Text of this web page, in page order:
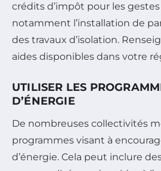
crédits d’impôt pour les
notamment l’installation de
des travaux d’isolation.
aides disponibles dans votre
UTILISER LES
D’ÉNERGIE
De nombreuses collectivités
programmes visant à
d’énergie. Cela peut inclure